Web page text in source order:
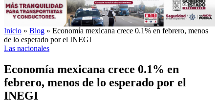
Inicio » Blog » Economía mexicana crece 0.1% en febrero, menos
de lo esperado por el INEGI
Las nacionales
Economía mexicana crece 0.1% en
febrero, menos de lo esperado por el
INEGI